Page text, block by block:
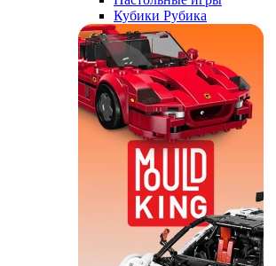
Кубики Рубика